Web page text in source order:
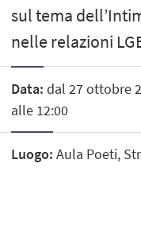
sul tema
nelle relazioni
Data: dal 27 ottobre
alle 12:00
Luogo: Aula Poeti,